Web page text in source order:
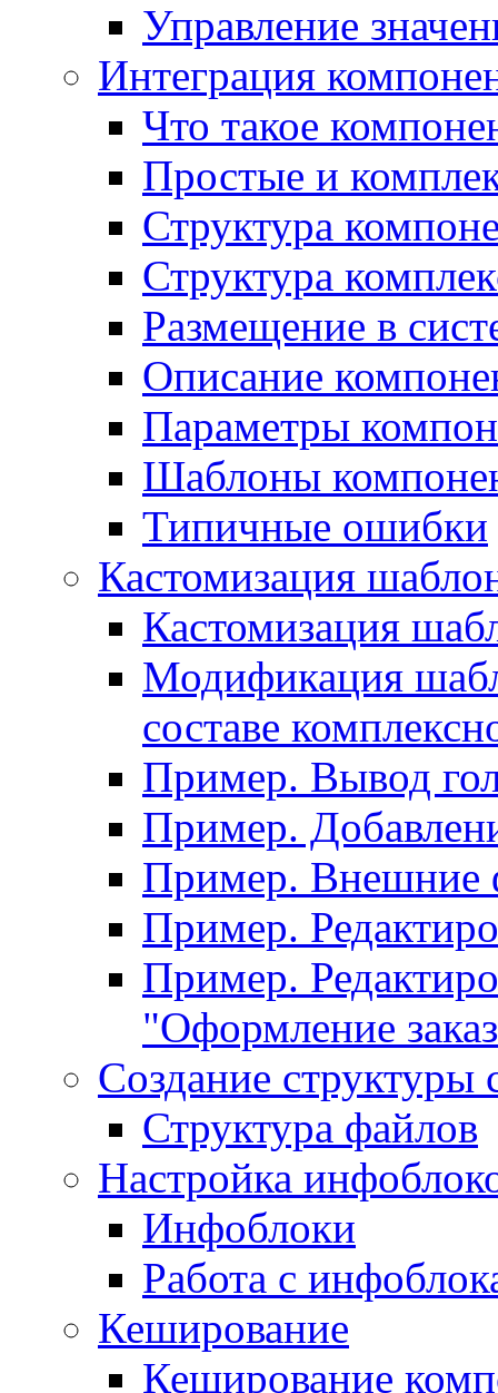
Управление
Интеграция
Что такое
Простые и
Структура
Структура
Размещение в
Описание
Параметры
Шаблоны
Типичные ошибки
Кастомизация
Кастомизация
Модификация
составе
Пример. Вывод
Пример.
Пример. Внешние
Пример.
Пример.
"Оформление
Создание структуры
Структура файлов
Настройка
Инфоблоки
Работа с
Кеширование
Кеширование